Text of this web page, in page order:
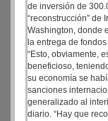
de inversión de
“reconstrucción” de
Washington, donde
la entrega de
“Esto, obviamente,
beneficioso,
su economía se
sanciones
generalizado al
diario. “Hay que